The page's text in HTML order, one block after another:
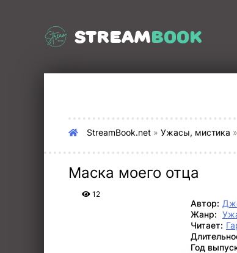
STREAMBOOK
StreamBook.net » Ужасы, мистика
Маска моего отца
12
Автор:
Жанр:
Читает:
Год